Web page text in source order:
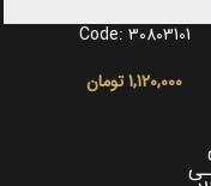
Code: 30803101
1,120,000تومان